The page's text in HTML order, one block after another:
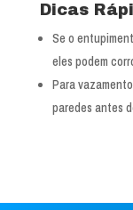
Dicas
Se o
eles podem
Para
paredes antes